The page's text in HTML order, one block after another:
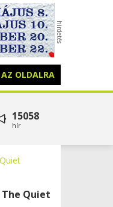
OLDALRA
15058
hír
Quiet